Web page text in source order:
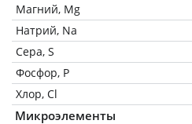
Магний, Mg
Натрий, Na
Сера, S
Фосфор, P
Хлор, Cl
Микроэлементы